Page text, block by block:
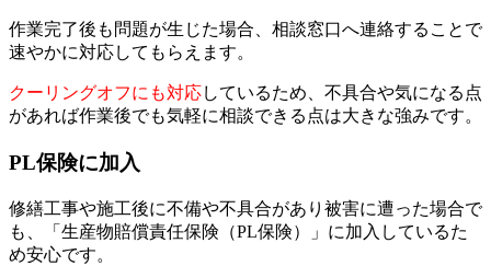
作業完了後も問題が生じた場合、相談窓口へ連絡することで
速やかに対応してもらえます。
クーリングオフにも対応しているため、不具合や気になる点
があれば作業後でも気軽に相談できる点は大きな強みです。
PL保険に加入
修繕工事や施工後に不備や不具合があり被害に遭った場合で
も、「生産物賠償責任保険（PL保険）」に加入しているた
め安心です。